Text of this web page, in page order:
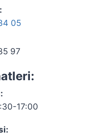
05
97
17:00